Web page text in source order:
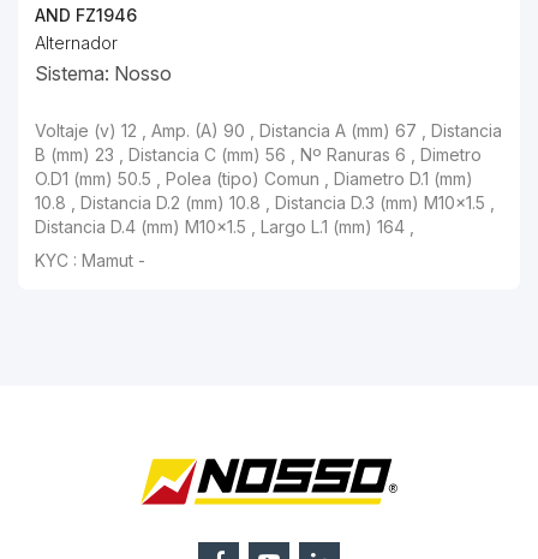
AND FZ1946
Alternador
Sistema: Nosso
Voltaje (v) 12 , Amp. (A) 90 , Distancia A (mm) 67 , Distancia
B (mm) 23 , Distancia C (mm) 56 , Nº Ranuras 6 , Dimetro
O.D1 (mm) 50.5 , Polea (tipo) Comun , Diametro D.1 (mm)
10.8 , Distancia D.2 (mm) 10.8 , Distancia D.3 (mm) M10x1.5 ,
Distancia D.4 (mm) M10x1.5 , Largo L.1 (mm) 164 ,
KYC : Mamut -